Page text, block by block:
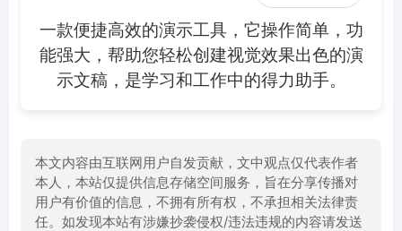
一款便捷高效的演示工具，它操作简单，功
能强大，帮助您轻松创建视觉效果出色的演
示文稿，是学习和工作中的得力助手。
本文内容由互联网用户自发贡献，文中观点仅代表作者
本人，本站仅提供信息存储空间服务，旨在分享传播对
用户有价值的信息，不拥有所有权，不承担相关法律责
任。如发现本站有涉嫌抄袭侵权/违法违规的内容请发送